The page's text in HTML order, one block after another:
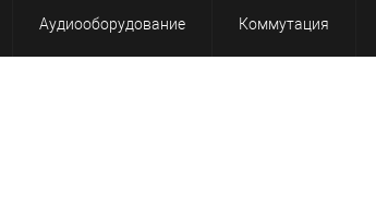
Аудиооборудование Коммутация